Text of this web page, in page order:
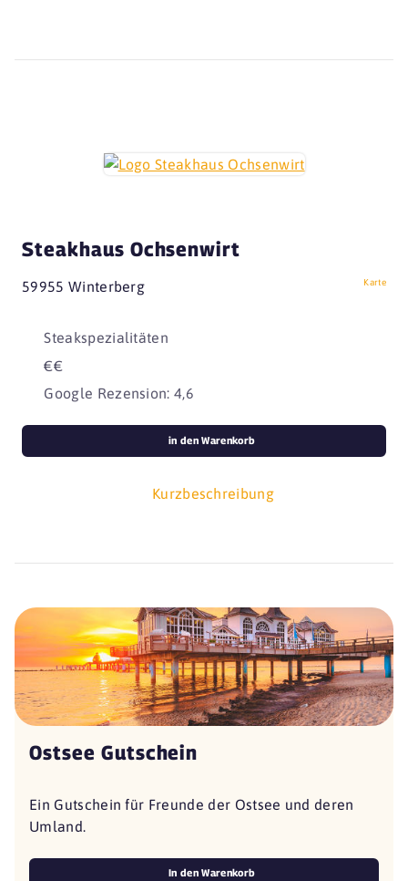
Steakhaus Ochsenwirt
59955 Winterberg Karte
Steakspezialitäten
€€
Google Rezension: 4,6
Kurzbeschreibung
in den Warenkorb
Ostsee Gutschein
Ein Gutschein für Freunde der Ostsee und deren
Umland.
In den Warenkorb